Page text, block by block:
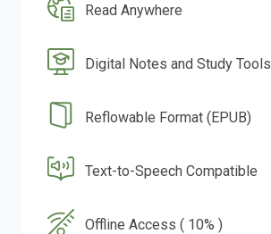
Read Anywhere
Digital Notes and Study Tools
Reflowable Format (EPUB)
Text-to-Speech Compatible
Offline Access ( 10% )